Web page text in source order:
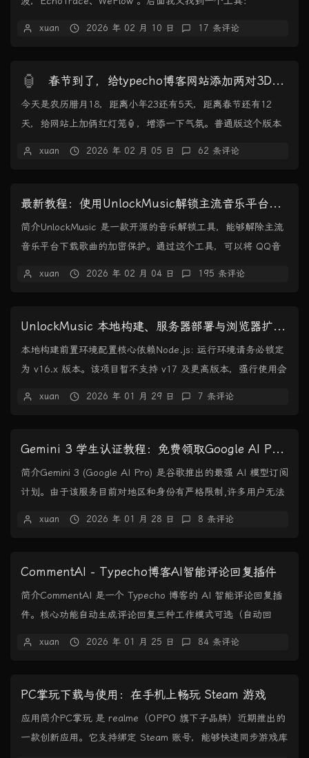
xuan 2026 年 02 月 10 日 17 条评论
🏮 春节到了，给typecho博客网站添加两对3D红灯笼
今天是农历腊月18，距离小年23还有5天，距离春节还有12
天，给网站上加俩红灯笼🏮，增添一下气氛。普通版这个版本
xuan 2026 年 02 月 05 日 62 条评论
最新教程：使用UnlockMusic解锁主流音乐平台VIP歌曲的加密保护
简介UnlockMusic 是一款开源的音乐解锁工具，能够解除主流
音乐平台下载歌曲的加密保护。通过这个工具，可以将 QQ音
xuan 2026 年 02 月 04 日 195 条评论
UnlockMusic 本地构建、服务器部署与浏览器扩展制作教程
本地构建前置环境配置核心依赖Node.js: 运行环境请务必锁定
为 v16.x 版本。该项目暂不支持 v17 及更高版本，强行使用会
xuan 2026 年 01 月 29 日 7 条评论
Gemini 3 学生认证教程：免费领取Google AI Pro全部福利
简介Gemini 3 (Google AI Pro) 是谷歌推出的最强 AI 模型订阅
计划。由于该服务目前对地区和身份有严格限制,许多用户无法
xuan 2026 年 01 月 28 日 8 条评论
CommentAI - Typecho博客AI智能评论回复插件
简介CommentAI 是一个 Typecho 博客的 AI 智能评论回复插
件。核心功能自动生成评论回复三种工作模式可选（自动回
xuan 2026 年 01 月 25 日 84 条评论
PC掌玩下载与使用：在手机上畅玩 Steam 游戏
应用简介PC掌玩 是 realme（OPPO 旗下子品牌）近期推出的
一款创新应用。它支持绑定 Steam 账号，能够快速同步游戏库